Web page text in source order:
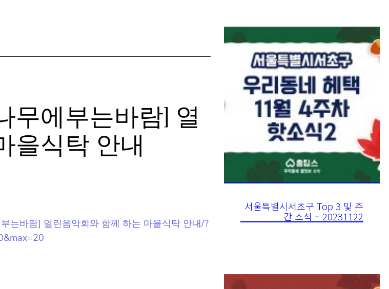
무에부는바람] 열
을식탁 안내
는바람] 열린음악회와 함께 하는 마을식탁 안
간 소식 – 20231122
묻는 질문들